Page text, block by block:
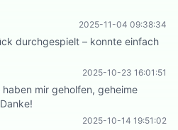
2025-11-04 09:38:34
durchgespielt – konnte einfach
2025-10-23 16:01:51
mir geholfen, geheime
2025-10-14 19:51:02